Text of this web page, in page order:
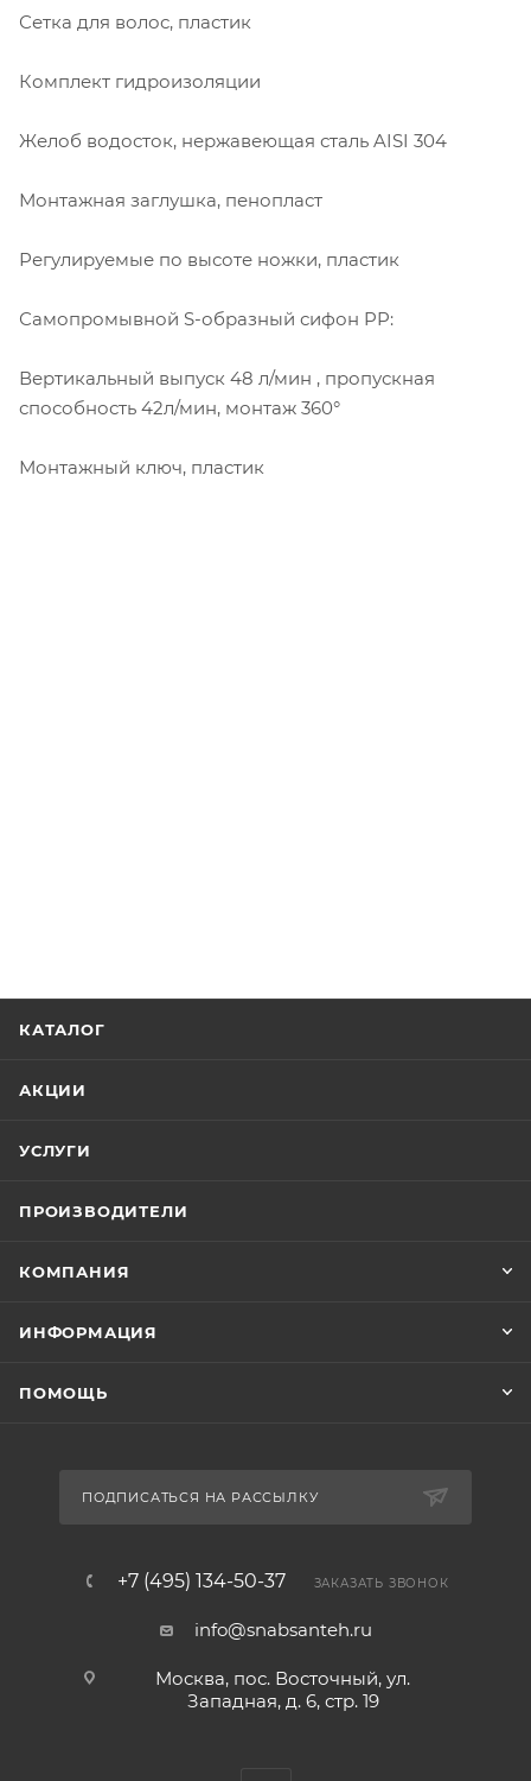
Сетка для волос, пластик
Комплект гидроизоляции
Желоб водосток, нержавеющая сталь AISI 304
Монтажная заглушка, пенопласт
Регулируемые по высоте ножки, пластик
Самопромывной S-образный сифон PP:
Вертикальный выпуск 48 л/мин , пропускная
способность 42л/мин, монтаж 360°
Монтажный ключ, пластик
КАТАЛОГ
АКЦИИ
УСЛУГИ
ПРОИЗВОДИТЕЛИ
КОМПАНИЯ
ИНФОРМАЦИЯ
ПОМОЩЬ
ПОДПИСАТЬСЯ НА РАССЫЛКУ
+7 (495) 134-50-37 ЗАКАЗАТЬ ЗВОНОК
info@snabsanteh.ru
Москва, пос. Восточный, ул.
Западная, д. 6, стр. 19